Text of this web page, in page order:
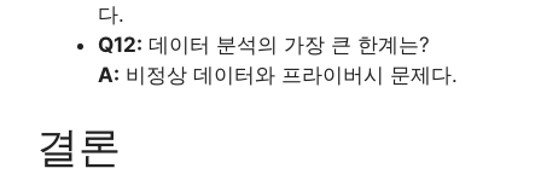
다.
Q12: 데이터 분석의 가장 큰 한계는?
A: 비정상 데이터와 프라이버시 문제다.
결론